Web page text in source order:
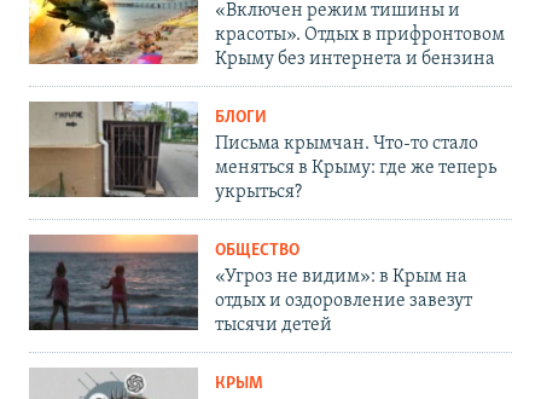
«Включен режим тишины и
красоты». Отдых в прифронтовом
Крыму без интернета и бензина
БЛОГИ
Письма крымчан. Что-то стало
меняться в Крыму: где же теперь
укрыться?
ОБЩЕСТВО
«Угроз не видим»: в Крым на
отдых и оздоровление завезут
тысячи детей
КРЫМ